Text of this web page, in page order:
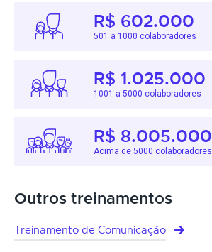
R$ 602.000
501 a 1000 colaboradores
R$ 1.025.000
1001 a 5000 colaboradores
R$ 8.005.000
Acima de 5000 colaboradores
Outros treinamentos
Treinamento de Comunicação